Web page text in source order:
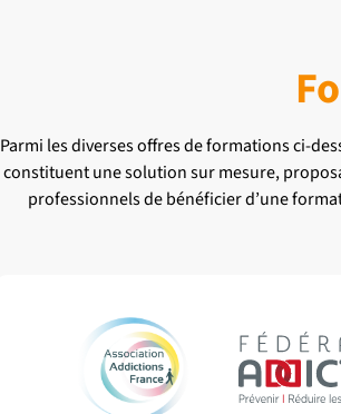
Parmi les diverses offres de formations ci-
constituent une solution sur mesure,
professionnels de bénéficier d’une